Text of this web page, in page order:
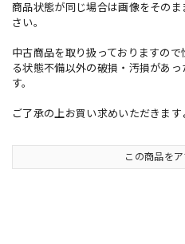
商品状態が同じ場合は画像をその
さい。
中古商品を取り扱っておりますの
る状態不備以外の破損・汚損があ
す。
ご了承の上お買い求めいただきます
この商品を